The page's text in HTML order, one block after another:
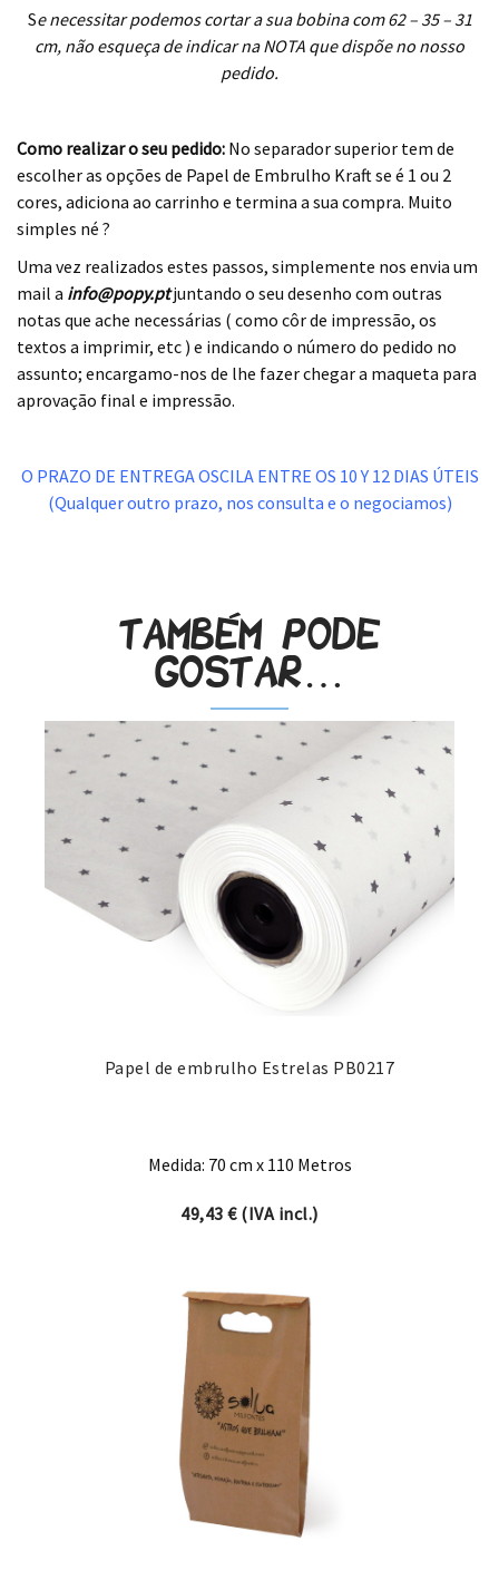
Se necessitar podemos cortar a sua bobina com 62 – 35 – 31
cm, não esqueça de indicar na NOTA que dispõe no nosso
pedido.
Como realizar o seu pedido: No separador superior tem de
escolher as opções de Papel de Embrulho Kraft se é 1 ou 2
cores, adiciona ao carrinho e termina a sua compra. Muito
simples né ?
Uma vez realizados estes passos, simplemente nos envia um
mail a info@popy.ptjuntando o seu desenho com outras
notas que ache necessárias ( como côr de impressão, os
textos a imprimir, etc ) e indicando o número do pedido no
assunto; encargamo-nos de lhe fazer chegar a maqueta para
aprovação final e impressão.
O PRAZO DE ENTREGA OSCILA ENTRE OS 10 Y 12 DIAS ÚTEIS
(Qualquer outro prazo, nos consulta e o negociamos)
Também pode
gostar…
Papel de embrulho Estrelas PB0217
Medida: 70 cm x 110 Metros
49,43€(IVA incl.)